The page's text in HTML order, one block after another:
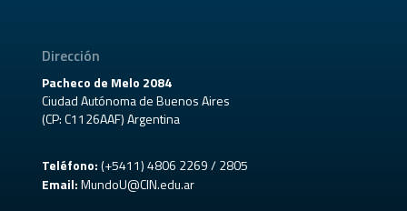
Dirección
Pacheco de Melo 2084
Ciudad Autónoma de Buenos Aires
(CP: C1126AAF) Argentina
Teléfono:(+5411) 4806 2269 / 2805
Email: MundoU@CIN.edu.ar